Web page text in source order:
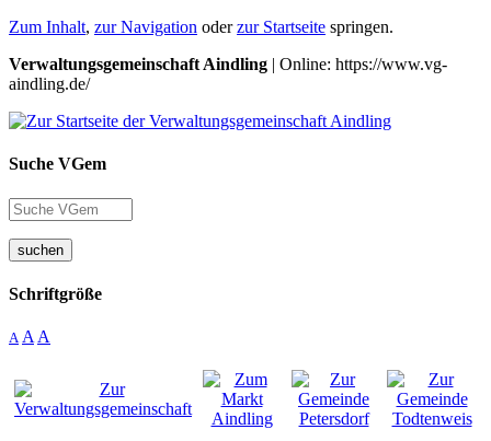
Zum Inhalt, zur Navigation oderzur Startseite springen.
Verwaltungsgemeinschaft Aindling | Online: https://www.vg-
aindling.de/
Suche VGem
suchen
Schriftgröße
A A A